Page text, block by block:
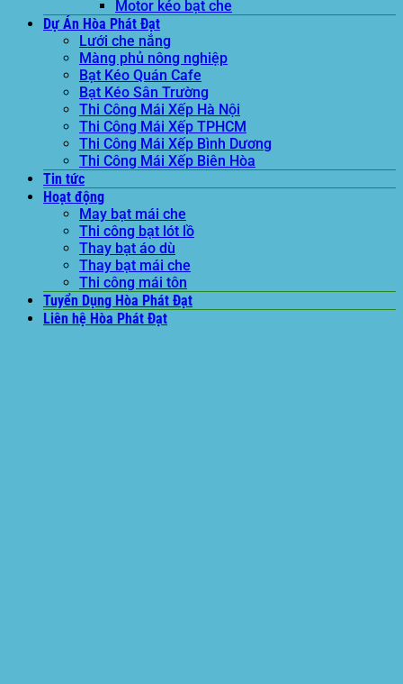
Motor kéo bạt che
Dự Án Hòa Phát Đạt
Lưới che nắng
Màng phủ nông nghiệp
Bạt Kéo Quán Cafe
Bạt Kéo Sân Trường
Thi Công Mái Xếp Hà Nội
Thi Công Mái Xếp TPHCM
Thi Công Mái Xếp Bình Dương
Thi Công Mái Xếp Biên Hòa
Tin tức
Hoạt động
May bạt mái che
Thi công bạt lót lồ
Thay bạt áo dù
Thay bạt mái che
Thi công mái tôn
Tuyển Dụng Hòa Phát Đạt
Liên hệ Hòa Phát Đạt